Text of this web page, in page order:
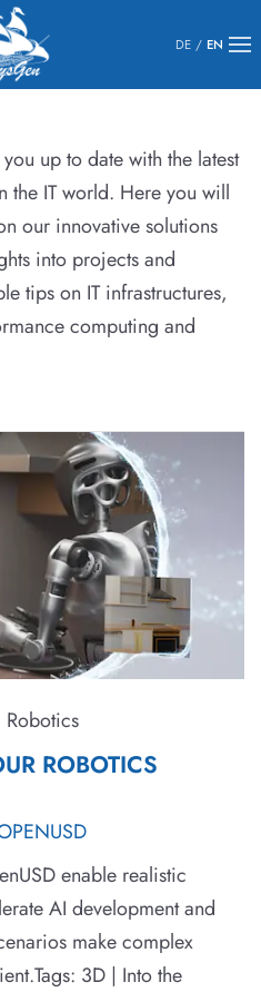
DE / EN
up to date with the latest
the IT world. Here you will
our innovative solutions
into projects and
tips on IT infrastructures,
computing and
Robotics
ROBOTICS
enable realistic
AI development and
make complex
3D | Into the